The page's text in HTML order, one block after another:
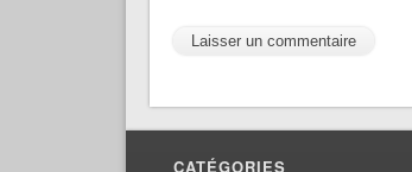
CATÉGORIES